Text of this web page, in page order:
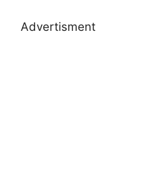
Advertisment